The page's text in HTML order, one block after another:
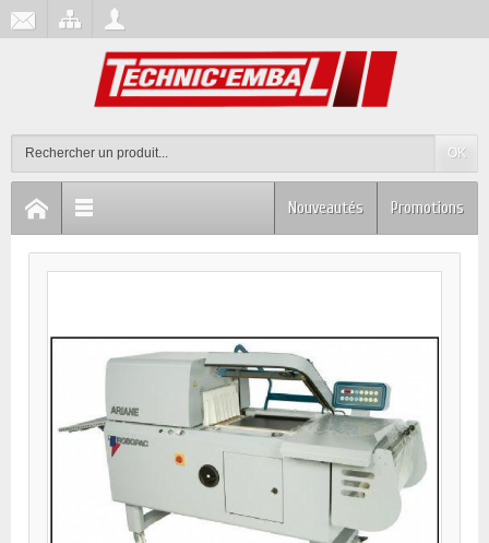
OK
Promotions
Nouveautés